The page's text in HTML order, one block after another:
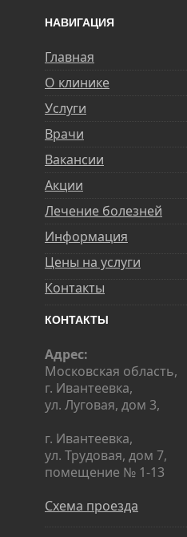
НАВИГАЦИЯ
Главная
О клинике
Услуги
Врачи
Вакансии
Акции
Лечение болезней
Информация
Цены на услуги
Контакты
КОНТАКТЫ
Адрес:
Московская область,
г. Ивантеевка,
ул. Луговая, дом 3,
г. Ивантеевка,
ул. Трудовая, дом 7,
помещение № 1-13
Схема проезда